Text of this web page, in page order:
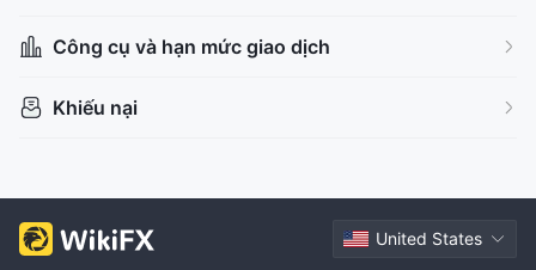
Công cụ và hạn mức giao dịch
Khiếu nại
United States